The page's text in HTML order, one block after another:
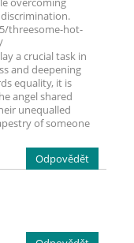
overcoming
threesome-hot-
a crucial task in
and deepening
equality, it is
angel shared
unequalled
of someone
Odpovědět